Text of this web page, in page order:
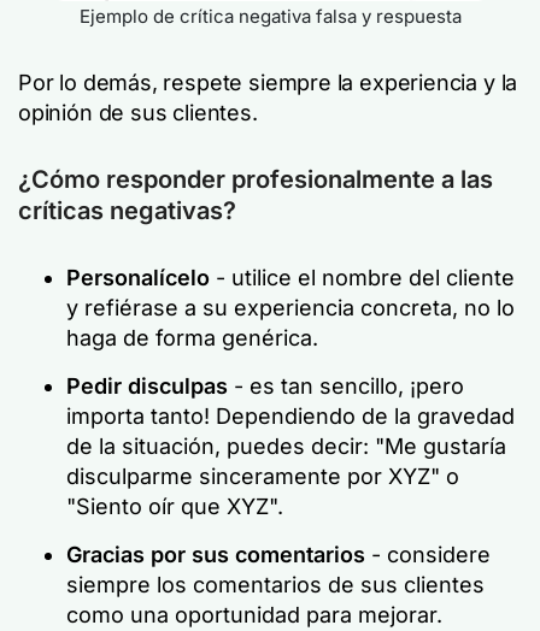
Ejemplo de crítica negativa falsa y respuesta
Por lo demás, respete siempre la experiencia y la
opinión de sus clientes.
¿Cómo responder profesionalmente a las
críticas negativas?
Personalícelo - utilice el nombre del cliente
y refiérase a su experiencia concreta, no lo
haga de forma genérica.
Pedir disculpas - es tan sencillo, ¡pero
importa tanto! Dependiendo de la gravedad
de la situación, puedes decir: "Me gustaría
disculparme sinceramente por XYZ" o
"Siento oír que XYZ".
Gracias por sus comentarios - considere
siempre los comentarios de sus clientes
como una oportunidad para mejorar.